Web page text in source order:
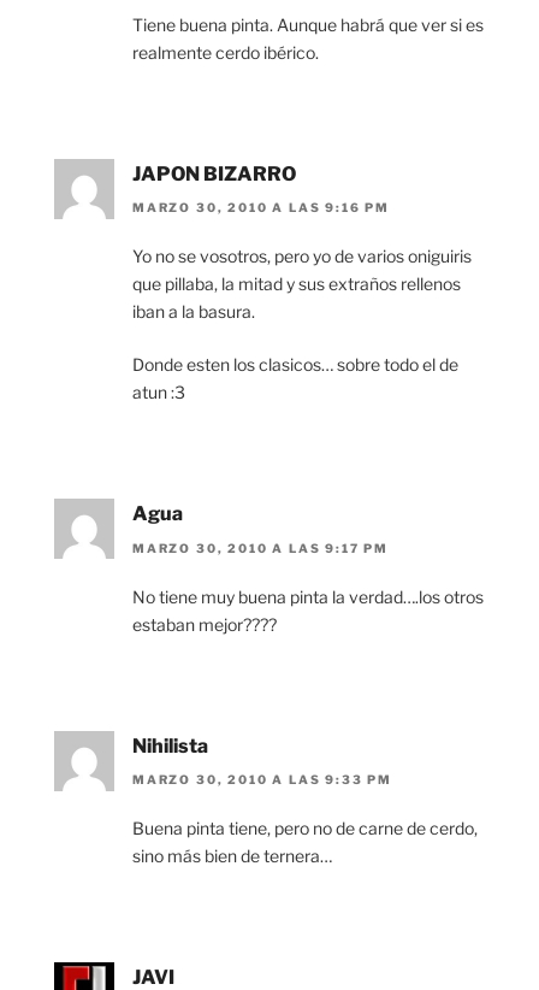
Tiene buena pinta. Aunque habrá que ver si es
realmente cerdo ibérico.
JAPON BIZARRO
MARZO 30, 2010 A LAS 9:16 PM
Yo no se vosotros, pero yo de varios oniguiris
que pillaba, la mitad y sus extraños rellenos
iban a la basura.
Donde esten los clasicos… sobre todo el de
atun :3
Agua
MARZO 30, 2010 A LAS 9:17 PM
No tiene muy buena pinta la verdad….los otros
estaban mejor????
Nihilista
MARZO 30, 2010 A LAS 9:33 PM
Buena pinta tiene, pero no de carne de cerdo,
sino más bien de ternera…
JAVI